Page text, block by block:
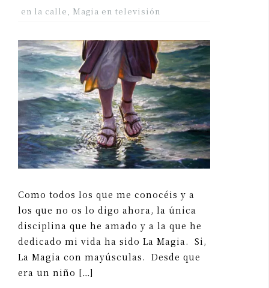
en la calle, Magia en televisión
Como todos los que me conocéis y a
los que no os lo digo ahora, la única
disciplina que he amado y a la que he
dedicado mi vida ha sido La Magia. Si,
La Magia con mayúsculas. Desde que
era un niño […]